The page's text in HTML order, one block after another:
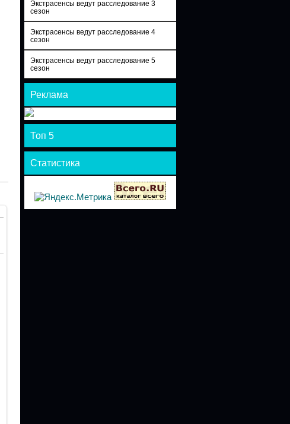
Экстрасенсы ведут расследование 3
сезон
Экстрасенсы ведут расследование 4
сезон
Экстрасенсы ведут расследование 5
сезон
Реклама
Топ 5
Статистика